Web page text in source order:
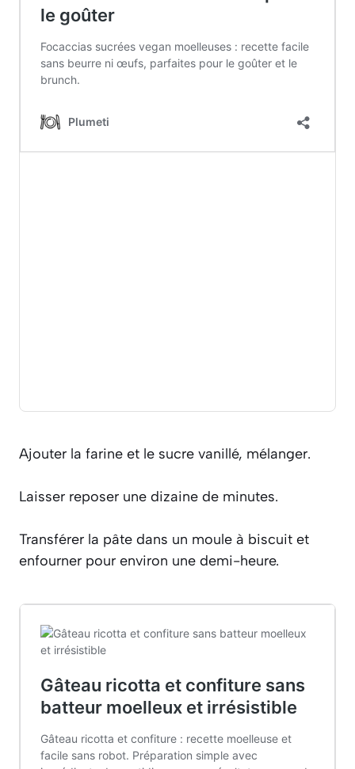
Ajouter la farine et le sucre vanillé, mélanger.
Laisser reposer une dizaine de minutes.
Transférer la pâte dans un moule à biscuit et
enfourner pour environ une demi-heure.